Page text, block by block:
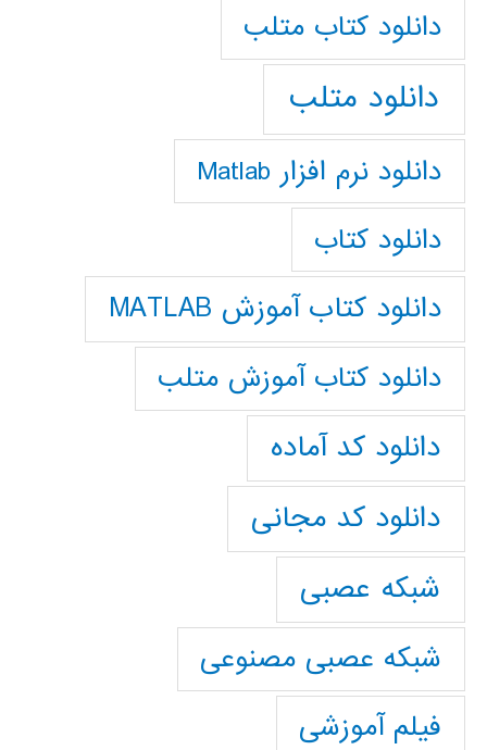
دانلود كتاب متلب
دانلود متلب
دانلود نرم افزار Matlab
دانلود کتاب
دانلود کتاب آموزش MATLAB
دانلود کتاب آموزش متلب
دانلود کد آماده
دانلود کد مجانی
شبکه عصبی
شبکه عصبی مصنوعی
فیلم آموزشی